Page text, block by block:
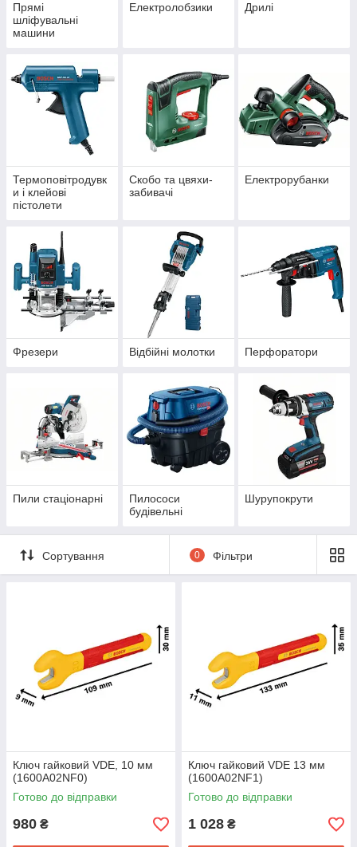
Прямі
шліфувальні
машини
Електролобзики Дрилі
Термоповітродувк
и і клейові
пістолети
Скобо та цвяхи-
забивачі
Електрорубанки
Фрезери Відбійні молотки Перфоратори
Пили стаціонарні
Пилососи
будівельні
Шурупокрути
Сортування 0 Фільтри
Ключ гайковий VDE, 10 мм
(1600A02NF0)
Готово до відправки
980 ₴
Ключ гайковий VDE 13 мм
(1600A02NF1)
Готово до відправки
1 028 ₴